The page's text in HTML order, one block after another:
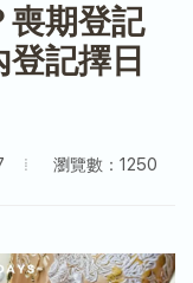
喪期登記
記擇日
瀏覽數：1250